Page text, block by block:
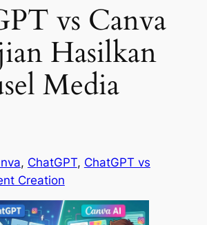
vs Canva
Hasilkan
Media
, ChatGPT, ChatGPT vs
Creation